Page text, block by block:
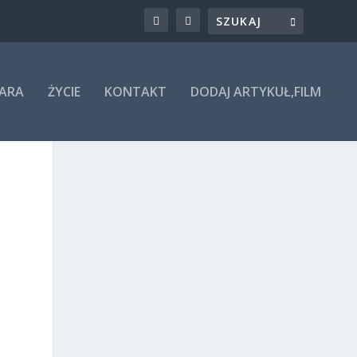
ŻYCIE KONTAKT DODAJ ARTYKUŁ,FILM